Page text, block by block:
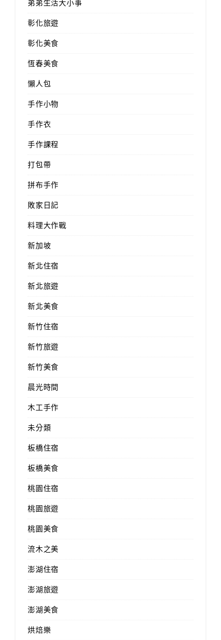
弟弟生活大小事
彰化旅遊
彰化美食
恆春美食
懶人包
手作小物
手作衣
手作課程
打包帶
拼布手作
敗家日記
料理大作戰
新加坡
新北住宿
新北旅遊
新北美食
新竹住宿
新竹旅遊
新竹美食
晨光時間
木工手作
未分類
板橋住宿
板橋美食
桃園住宿
桃園旅遊
桃園美食
流木之美
澎湖住宿
澎湖旅遊
澎湖美食
烘焙樂